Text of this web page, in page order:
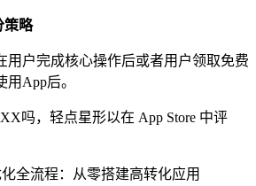
策略
用户完成核心操作后或者用户领取免费
App后。
吗，轻点星形以在 App Store 中评